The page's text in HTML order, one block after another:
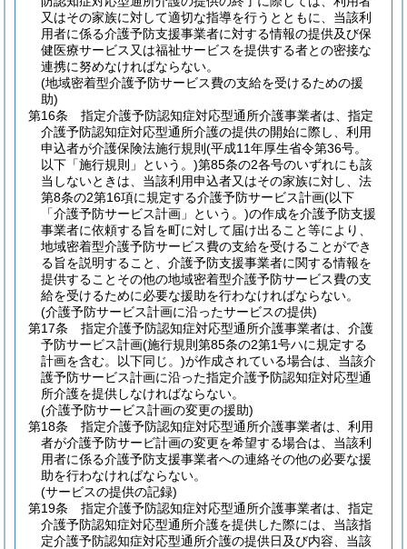
又はその家族に対して適切な指導を行うとともに、当該利
用者に係る介護予防支援事業者に対する情報の提供及び保
健医療サービス又は福祉サービスを提供する者との密接な
連携に努めなければならない。
(地域密着型介護予防サービス費の支給を受けるための援
助)
第16条
指定介護予防認知症対応型通所介護事業者は、指定
介護予防認知症対応型通所介護の提供の開始に際し、利用
申込者が介護保険法施行規則 (平成11年厚生省令第36号。
以下「施行規則」という。)第85条の2各号のいずれにも該
当しないときは、当該利用申込者又はその家族に対し、法
第8条の2第16項に規定する介護予防サービス計画(以下
「介護予防サービス計画」という。)の作成を介護予防支援
事業者に依頼する旨を町に対して届け出ること等により、
地域密着型介護予防サービス費の支給を受けることができ
る旨を説明すること、介護予防支援事業者に関する情報を
提供することその他の地域密着型介護予防サービス費の支
給を受けるために必要な援助を行わなければならない。
(介護予防サービス計画に沿ったサービスの提供)
第17条
指定介護予防認知症対応型通所介護事業者は、介護
予防サービス計画(施行規則第85条の2第1号ハに規定する
計画を含む。以下同じ。)が作成されている場合は、当該介
護予防サービス計画に沿った指定介護予防認知症対応型通
所介護を提供しなければならない。
(介護予防サービス計画の変更の援助)
第18条
指定介護予防認知症対応型通所介護事業者は、利用
者が介護予防サービ計画の変更を希望する場合は、当該利
用者に係る介護予防支援事業者への連絡その他の必要な援
助を行わなければならない。
(サービスの提供の記録)
第19条
指定介護予防認知症対応型通所介護事業者は、指定
介護予防認知症対応型通所介護を提供した際には、当該指
定介護予防認知症対応型通所介護の提供日及び内容、当該